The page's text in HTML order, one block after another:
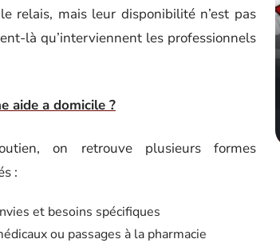
relais, mais leur disponibilité n’est pas
là qu’interviennent les professionnels
aide a domicile ?
on retrouve plusieurs formes
:
et besoins spécifiques
ou passages à la pharmacie